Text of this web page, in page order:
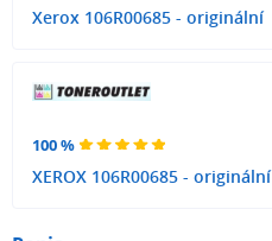
Xerox 106R00685 - originální
100 %
XEROX 106R00685 - originální